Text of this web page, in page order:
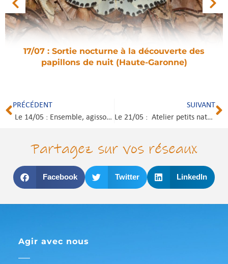
17/07 : Sortie nocturne à la découverte des
papillons de nuit (Haute-Garonne)
PRÉCÉDENT
Le 14/05 : Ensemble, agissons pour l’Estagnol ! (34)
SUIVANT
Le 21/05 : Atelier petits naturalistes : Défis nature (34)
Partagez sur vos réseaux
Facebook Twitter LinkedIn
Agir avec nous